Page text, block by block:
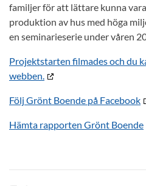
familjer för att lättare kunna
produktion av hus med höga
en seminarieserie under våren
Projektstarten filmades och du
webben.
Följ Grönt Boende på Facebook
Hämta rapporten Grönt Boende